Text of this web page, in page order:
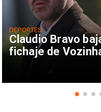
Claudio Bravo
fichaje de
DEPORTES